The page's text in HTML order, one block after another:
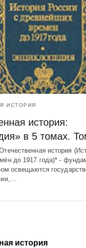
ИСТОРИЯ
история:
в 5 томах.
история
до 1917 года)* -
освещаются